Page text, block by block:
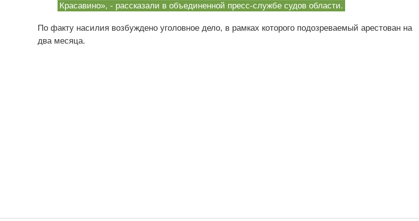
Красавино», - рассказали в объединенной пресс-службе судов области.
По факту насилия возбуждено уголовное дело, в рамках которого подозреваемый арестован на
два месяца.